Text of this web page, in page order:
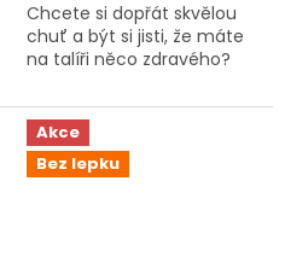
Chcete si dopřát skvělou
chuť a být si jisti, že máte
na talíři něco zdravého?
Akce
Bez lepku